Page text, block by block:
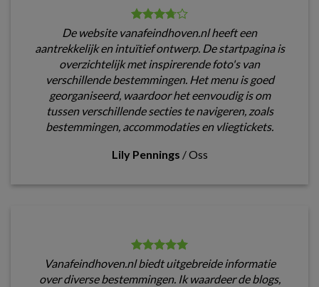
De website vanafeindhoven.nl heeft een
aantrekkelijk en intuïtief ontwerp. De startpagina is
overzichtelijk met inspirerende foto's van
verschillende bestemmingen. Het menu is goed
georganiseerd, waardoor het eenvoudig is om
tussen verschillende secties te navigeren, zoals
bestemmingen, accommodaties en vliegtickets.
Lily Pennings /Oss
Vanafeindhoven.nl biedt uitgebreide informatie
over diverse bestemmingen. Ik waardeer de blogs,